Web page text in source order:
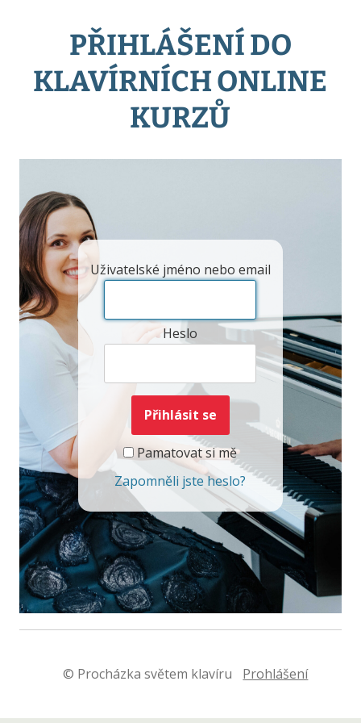
PŘIHLÁŠENÍ DO
KLAVÍRNÍCH ONLINE
KURZŮ
Uživatelské jméno nebo email
Heslo
Pamatovat si mě
Zapomněli jste heslo?
© Procházka světem klavíru Prohlášení